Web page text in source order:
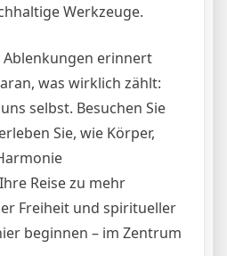
Werkzeuge.
erinnert
was wirklich zählt:
selbst. Besuchen Sie
Sie, wie Körper,
Reise zu mehr
Freiheit und spiritueller
beginnen – im Zentrum